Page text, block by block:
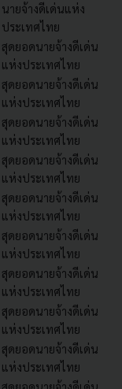
นายจ้างดีเด่นแห่ง
ประเทศไทย
สุดยอดนายจ้างดีเด่น
แห่งประเทศไทย
สุดยอดนายจ้างดีเด่น
แห่งประเทศไทย
สุดยอดนายจ้างดีเด่น
แห่งประเทศไทย
สุดยอดนายจ้างดีเด่น
แห่งประเทศไทย
สุดยอดนายจ้างดีเด่น
แห่งประเทศไทย
สุดยอดนายจ้างดีเด่น
แห่งประเทศไทย
สุดยอดนายจ้างดีเด่น
แห่งประเทศไทย
สุดยอดนายจ้างดีเด่น
แห่งประเทศไทย
สุดยอดนายจ้างดีเด่น
แห่งประเทศไทย